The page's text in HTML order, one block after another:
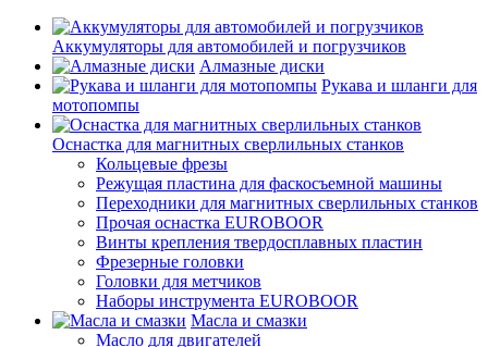
Аккумуляторы для автомобилей и погрузчиков
Алмазные диски
Рукава и шланги для
мотопомпы
Оснастка для магнитных сверлильных станков
Кольцевые фрезы
Режущая пластина для фаскосъемной машины
Переходники для магнитных сверлильных станков
Прочая оснастка EUROBOOR
Винты крепления твердосплавных пластин
Фрезерные головки
Головки для метчиков
Наборы инструмента EUROBOOR
Масла и смазки
Масло для двигателей